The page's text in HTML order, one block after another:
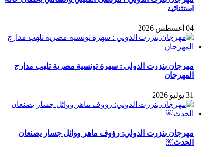
استثنائية
04 أغسطس 2026
مهرجان بنزرت الدولي : سهرة تونسية مصرية تلهب مدارج
المهرجان
31 يوليو 2026
مهرجان بنزرت الدولي: رؤوف ماهر ووائل جسار يصنعان
الحدث￼